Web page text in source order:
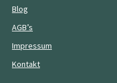
Blog
AGB’s
Impressum
Kontakt